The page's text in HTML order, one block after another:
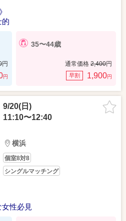
的
円
円
35〜44歳
通常価格 2,400円
早割 1,900円
9/20(日)
11:10〜12:40
横浜
個室8対8
シングルマッチング
性必見